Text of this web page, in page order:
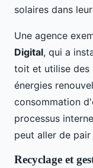
solaires dans
Une agence
Digital, qui a
toit et utilise des
énergies
consommation
processus
peut aller de
Recyclage et